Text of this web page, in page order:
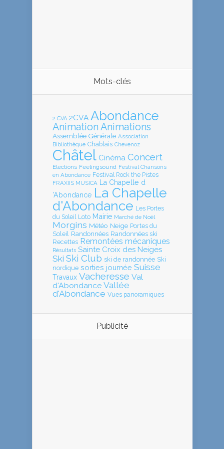
Mots-clés
2 CVA 2CVA Abondance
Animation Animations
Assemblée Générale Association
Bibliothèque Chablais Chevenoz
Châtel Cinéma Concert
Elections Feelingsound Festival Chansons
en Abondance Festival Rock the Pistes
FRAXIIS MUSICA
La Chapelle d
'Abondance La Chapelle
d'Abondance Les Portes
du Soleil Loto Mairie Marché de Noël
Morgins Météo Neige Portes du
Soleil Randonnées Randonnées ski
Recettes Remontées mécaniques
Résultats Sainte Croix des Neiges
Ski Ski Club ski de randonnée Ski
nordique sorties journée Suisse
Travaux Vacheresse Val
d'Abondance Vallée
d'Abondance Vues panoramiques
Publicité